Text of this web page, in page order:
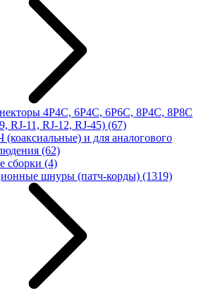
4P4C, 6P4C, 6P6C, 8P4C, 8P8C
RJ-11, RJ-12, RJ-45) (67)
(коаксиальные) и для аналогового
(62)
сборки (4)
шнуры (патч-корды) (1319)